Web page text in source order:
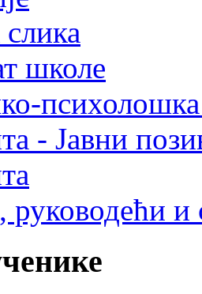
слика
школе
психолошка
- Јавни
руководећи и